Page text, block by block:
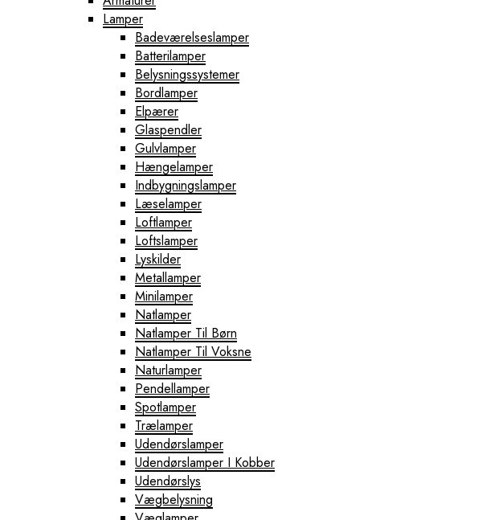
Lamper
Badeværelseslamper
Batterilamper
Belysningssystemer
Bordlamper
Elpærer
Glaspendler
Gulvlamper
Hængelamper
Indbygningslamper
Læselamper
Loftlamper
Loftslamper
Lyskilder
Metallamper
Minilamper
Natlamper
Natlamper Til Børn
Natlamper Til Voksne
Naturlamper
Pendellamper
Spotlamper
Trælamper
Udendørslamper
Udendørslamper I Kobber
Udendørslys
Vægbelysning